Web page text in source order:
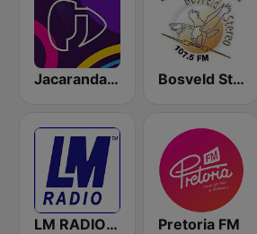
Jacaranda FM Bosveld Stereo
LM RADIO - Happy Listening !! Pretoria FM